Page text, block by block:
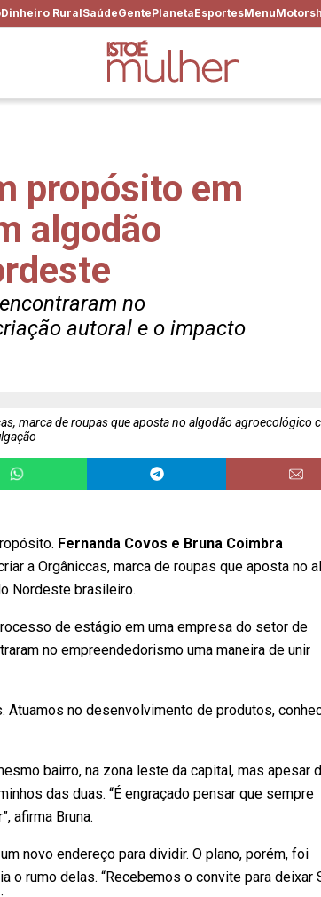
Dinheiro RuralSaúdeGentePlanetaEsportesMenu
propósito em
algodão
no
autoral e o impacto
marca de roupas que aposta no algodão agroecológico
Fernanda Covos e Bruna Coimbra
a Orgâniccas, marca de roupas que aposta no
Nordeste brasileiro.
de estágio em uma empresa do setor de
no empreendedorismo uma maneira de unir
no desenvolvimento de produtos,
bairro, na zona leste da capital, mas apesar
das duas. “É engraçado pensar que sempre
afirma Bruna.
novo endereço para dividir. O plano, porém, foi
o rumo delas. “Recebemos o convite para deixar